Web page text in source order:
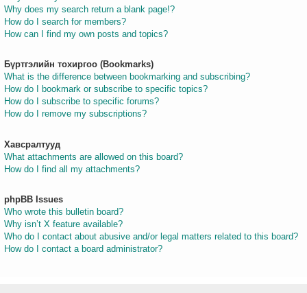
Why does my search return a blank page!?
How do I search for members?
How can I find my own posts and topics?
Бүртгэлийн тохиргоо (Bookmarks)
What is the difference between bookmarking and subscribing?
How do I bookmark or subscribe to specific topics?
How do I subscribe to specific forums?
How do I remove my subscriptions?
Хавсралтууд
What attachments are allowed on this board?
How do I find all my attachments?
phpBB Issues
Who wrote this bulletin board?
Why isn’t X feature available?
Who do I contact about abusive and/or legal matters related to this board?
How do I contact a board administrator?